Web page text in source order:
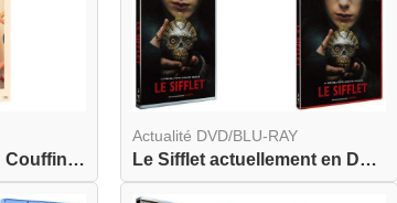
Trois Hommes et un Couffin actuellement en combo...
Actualité DVD/BLU-RAY
Le Sifflet actuellement en DVD et BLU-RAY